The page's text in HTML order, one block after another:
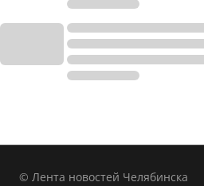
© Лента новостей Челябинска